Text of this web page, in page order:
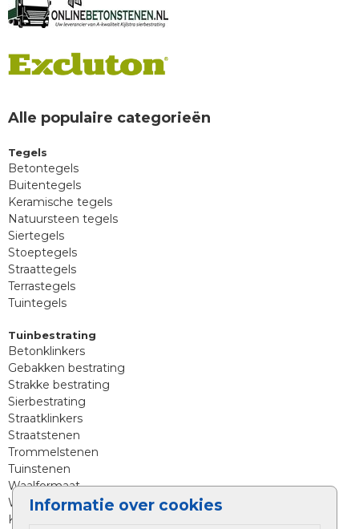
Informatie over cookies
Alle populaire categorieën
Tegels
Betontegels
Buitentegels
Keramische tegels
Natuursteen tegels
Siertegels
Stoeptegels
Straattegels
Terrastegels
Tuintegels
Tuinbestrating
Betonklinkers
Gebakken bestrating
Strakke bestrating
Sierbestrating
Straatklinkers
Straatstenen
Trommelstenen
Tuinstenen
Waalformaat
Wildverband bestrating
Kingstones